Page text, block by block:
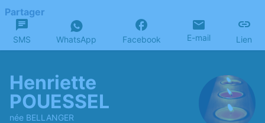
Partager
SMS WhatsApp Facebook E-mail Lien
Henriette
POUESSEL
née BELLANGER